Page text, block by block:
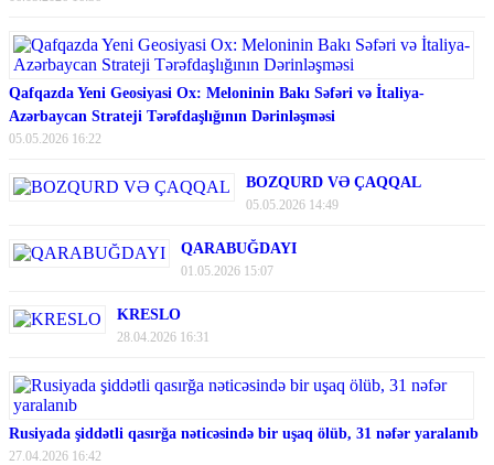
Qafqazda Yeni Geosiyasi Ox: Meloninin Bakı Səfəri və İtaliya-
Azərbaycan Strateji Tərəfdaşlığının Dərinləşməsi
05.05.2026 16:22
BOZQURD VƏ ÇAQQAL
05.05.2026 14:49
QARABUĞDAYI
01.05.2026 15:07
KRESLO
28.04.2026 16:31
Rusiyada şiddətli qasırğa nəticəsində bir uşaq ölüb, 31 nəfər yaralanıb
27.04.2026 16:42